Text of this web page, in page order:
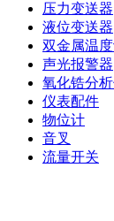
压力变送器
液位变送器
双金属温
声光报警器
氧化锆分
仪表配件
物位计
音叉
流量开关